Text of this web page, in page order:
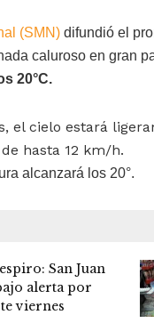
(SMN) difundió el
caluroso en gran
20°C.
el cielo estará
hasta 12 km/h.
alcanzará los 20°.
San Juan
alerta por
viernes